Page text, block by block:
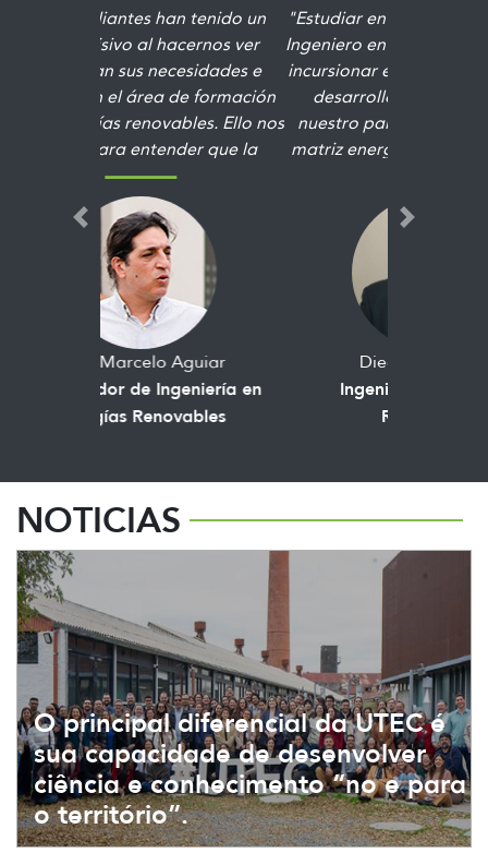
"Estudiar en UTEC me posibilitó ser
Ingeniero en Energías Renovables e
incursionar en un ámbito que se ha
desarrollado fuertemente en
nuestro país con el cambio de la
matriz energética. A lo largo de la
carrera visitamos parques eólicos y
fotovoltaicos lo que, a la vez de
motivarnos, permitió ver en la
práctica aquello que trabajamos
en clase"
Diego Villanueva
Ingeniero en Energías
Renovables
Previous Next
NOTICIAS
O principal diferencial da UTEC é
sua capacidade de desenvolver
ciência e conhecimento “no e para
o território”.